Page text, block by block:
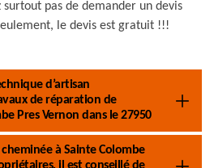
surtout pas de demander un devis
le devis est gratuit !!!
d’artisan
de réparation de
Pres Vernon dans le 27950
à Sainte Colombe